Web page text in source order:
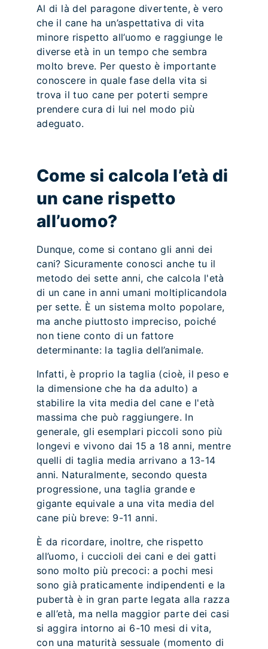
Al di là del paragone divertente, è vero
che il cane ha un’aspettativa di vita
minore rispetto all’uomo e raggiunge le
diverse età in un tempo che sembra
molto breve. Per questo è importante
conoscere in quale fase della vita si
trova il tuo cane per poterti sempre
prendere cura di lui nel modo più
adeguato.
Come si calcola l’età di
un cane rispetto
all’uomo?
Dunque, come si contano gli anni dei
cani? Sicuramente conosci anche tu il
metodo dei sette anni, che calcola l'età
di un cane in anni umani moltiplicandola
per sette. È un sistema molto popolare,
ma anche piuttosto impreciso, poiché
non tiene conto di un fattore
determinante: la taglia dell’animale.
Infatti, è proprio la taglia (cioè, il peso e
la dimensione che ha da adulto) a
stabilire la vita media del cane e l'età
massima che può raggiungere. In
generale, gli esemplari piccoli sono più
longevi e vivono dai 15 a 18 anni, mentre
quelli di taglia media arrivano a 13-14
anni. Naturalmente, secondo questa
progressione, una taglia grande e
gigante equivale a una vita media del
cane più breve: 9-11 anni.
È da ricordare, inoltre, che rispetto
all’uomo, i cuccioli dei cani e dei gatti
sono molto più precoci: a pochi mesi
sono già praticamente indipendenti e la
pubertà è in gran parte legata alla razza
e all’età, ma nella maggior parte dei casi
si aggira intorno ai 6-10 mesi di vita,
con una maturità sessuale (momento di